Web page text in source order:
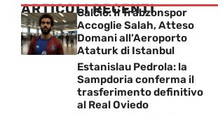
ARTICOLI RECENTI
Calcio: Il Trabzonspor
Accoglie Salah, Atteso
Domani all’Aeroporto
Ataturk di Istanbul
Estanislau Pedrola: la
Sampdoria conferma il
trasferimento definitivo
al Real Oviedo